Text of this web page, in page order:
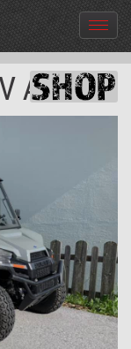
Menü
aus-
und
AKKU